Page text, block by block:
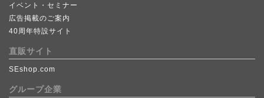
イベント・セミナー
広告掲載のご案内
40周年特設サイト
直販サイト
SEshop.com
グループ企業